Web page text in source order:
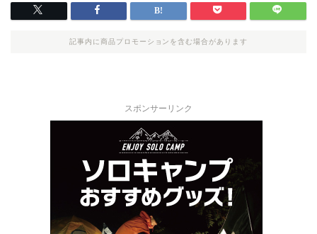
記事内に商品プロモーションを含む場合があります
スポンサーリンク